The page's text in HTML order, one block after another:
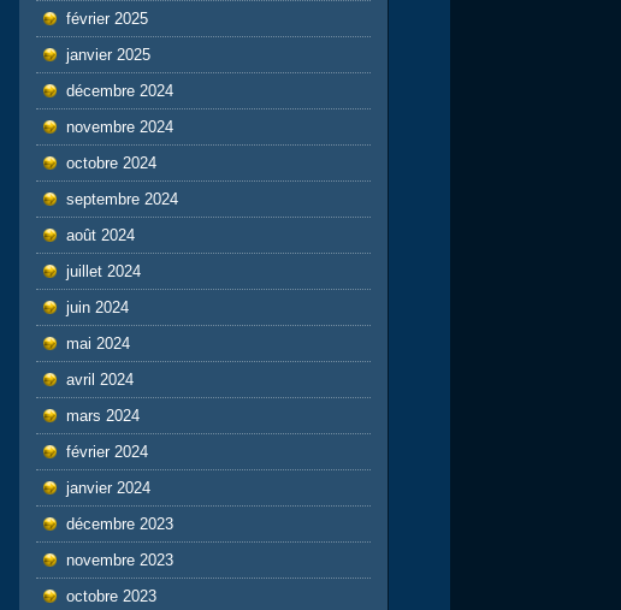
février 2025
janvier 2025
décembre 2024
novembre 2024
octobre 2024
septembre 2024
août 2024
juillet 2024
juin 2024
mai 2024
avril 2024
mars 2024
février 2024
janvier 2024
décembre 2023
novembre 2023
octobre 2023